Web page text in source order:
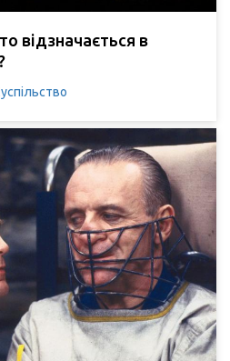
відзначається в